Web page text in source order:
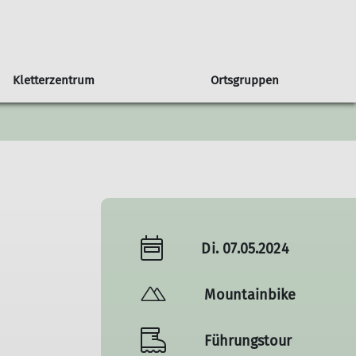
unserer Sektion Newsletter
Programmheft
Seniorengruppe Sportgruppe
Kletterzentrum
Klettern & Bouldern mit Kids
Ortsgruppen
Orstgruppe Bühl
Di. 07.05.2024
Mountainbike
Führungstour